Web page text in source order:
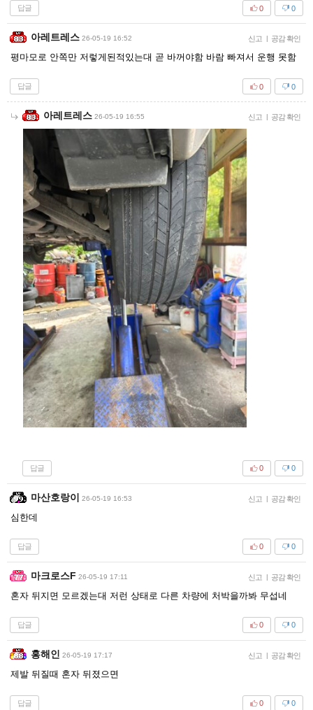
답글 0
0
아레트레스 26-05-19 16:52 신고 | 공감 확인
평마모로 안쪽만 저렇게된적있는대 곧 바꺼야함 바람 빠져서 운행 못함
답글 0
0
아레트레스 26-05-19 16:55 신고 | 공감 확인
답글 0
0
마산호랑이 26-05-19 16:53 신고 | 공감 확인
심한데
답글 0
0
마크로스F 26-05-19 17:11 신고 | 공감 확인
혼자 뒤지면 모르겠는대 저런 상태로 다른 차량에 처박을까봐 무섭네
답글 0
0
홍해인 26-05-19 17:17 신고 | 공감 확인
제발 뒤질때 혼자 뒤졌으면
답글 0
0